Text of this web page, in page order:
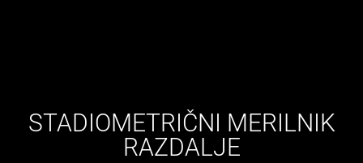
STADIOMETRIČNI MERILNIK
RAZDALJE